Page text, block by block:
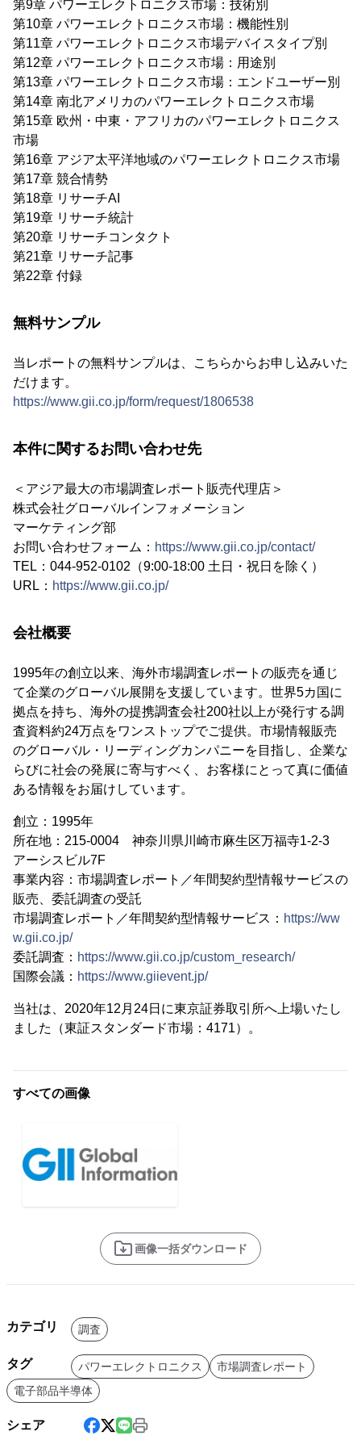
第9章 パワーエレクトロニクス市場：技術別
第10章 パワーエレクトロニクス市場：機能性別
第11章 パワーエレクトロニクス市場デバイスタイプ別
第12章 パワーエレクトロニクス市場：用途別
第13章 パワーエレクトロニクス市場：エンドユーザー別
第14章 南北アメリカのパワーエレクトロニクス市場
第15章 欧州・中東・アフリカのパワーエレクトロニクス
市場
第16章 アジア太平洋地域のパワーエレクトロニクス市場
第17章 競合情勢
第18章 リサーチAI
第19章 リサーチ統計
第20章 リサーチコンタクト
第21章 リサーチ記事
第22章 付録
無料サンプル
当レポートの無料サンプルは、こちらからお申し込みいた
だけます。
https://www.gii.co.jp/form/request/1806538
本件に関するお問い合わせ先
＜アジア最大の市場調査レポート販売代理店＞
株式会社グローバルインフォメーション
マーケティング部
お問い合わせフォーム： https://www.gii.co.jp/contact/
TEL：044-952-0102（9:00-18:00 土日・祝日を除く）
URL： https://www.gii.co.jp/
会社概要
1995年の創立以来、海外市場調査レポートの販売を通じ
て企業のグローバル展開を支援しています。世界5カ国に
拠点を持ち、海外の提携調査会社200社以上が発行する調
査資料約24万点をワンストップでご提供。市場情報販売
のグローバル・リーディングカンパニーを目指し、企業な
らびに社会の発展に寄与すべく、お客様にとって真に価値
ある情報をお届けしています。
創立：1995年
所在地：215-0004 神奈川県川崎市麻生区万福寺1-2-3
アーシスビル7F
事業内容：市場調査レポート／年間契約型情報サービスの
販売、委託調査の受託
市場調査レポート／年間契約型情報サービス： https://ww
w.gii.co.jp/
委託調査： https://www.gii.co.jp/custom_research/
国際会議： https://www.giievent.jp/
当社は、2020年12月24日に東京証券取引所へ上場いたし
ました（東証スタンダード市場：4171）。
すべての画像
画像一括ダウンロード
カテゴリ 調査
タグ パワーエレクトロニクス
市場調査レポート
電子部品半導体
シェア